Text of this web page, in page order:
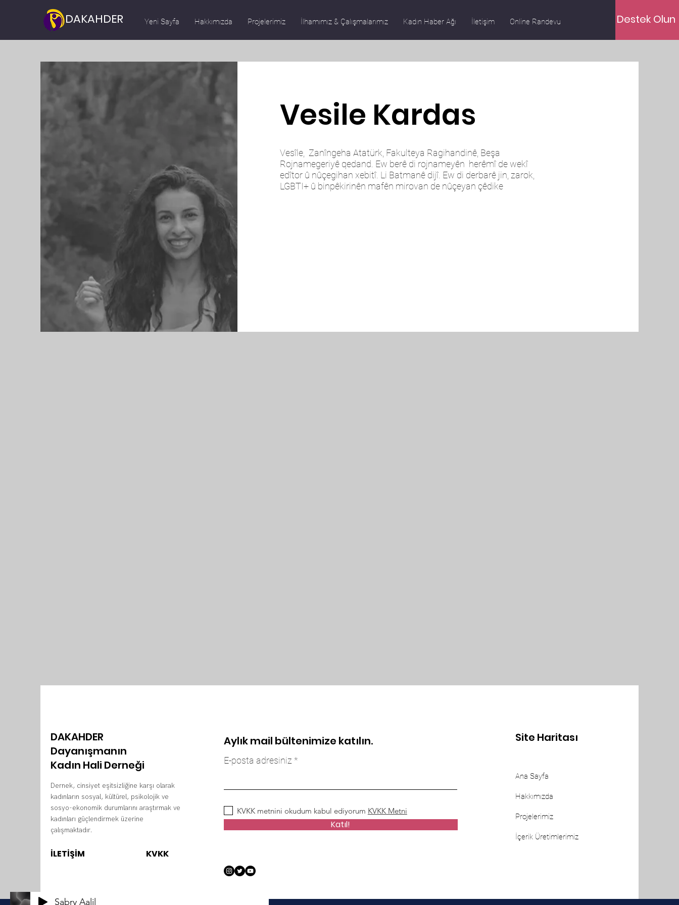
DAKAHDER Yeni Sayfa Hakkımızda Projelerimiz İlhamımız & Çalışmalarımız Kadın Haber Ağı İletişim Online Randevu Destek Olun
Vesile Kardas
Vesîle, Zanîngeha Atatürk, Fakulteya Ragihandinê, Beşa
Rojnamegeriyê qedand. Ew berê di rojnameyên herêmî de wekî
edîtor û nûçegihan xebitî. Li Batmanê dijî. Ew di derbarê jin, zarok,
LGBTI+ û binpêkirinên mafên mirovan de nûçeyan çêdike
Sabry Aalil
DAKAHDER
Dayanışmanın
Kadın Hali Derneği
Dernek, cinsiyet eşitsizliğine karşı olarak
kadınların sosyal, kültürel, psikolojik ve
sosyo-ekonomik durumlarını araştırmak ve
kadınları güçlendirmek üzerine
çalışmaktadır.
İLETİŞİM KVKK
Aylık mail bültenimize katılın.
E-posta adresiniz
KVKK metnini okudum kabul ediyorum KVKK Metni
Katıl!
Site Haritası
Ana Sayfa
Hakkımızda
Projelerimiz
İçerik Üretimlerimiz